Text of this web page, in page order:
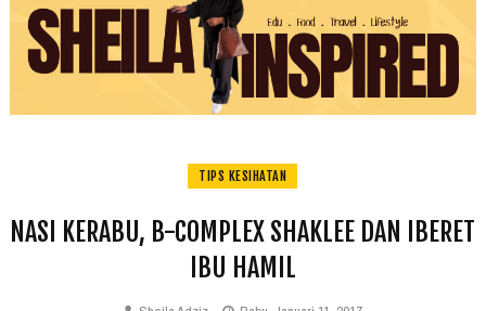
TIPS KESIHATAN
NASI KERABU, B-COMPLEX SHAKLEE DAN IBERET
IBU HAMIL